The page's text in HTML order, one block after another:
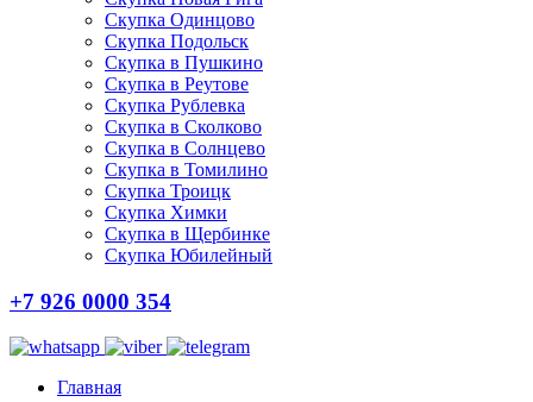
Скупка Одинцово
Скупка Подольск
Скупка в Пушкино
Скупка в Реутове
Скупка Рублевка
Скупка в Сколково
Скупка в Солнцево
Скупка в Томилино
Скупка Троицк
Скупка Химки
Скупка в Щербинке
Скупка Юбилейный
+7 926 0000 354
Главная